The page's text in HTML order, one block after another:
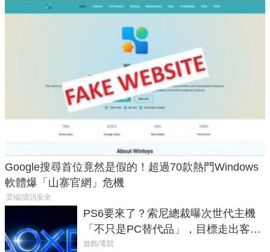
Google搜尋首位竟然是假的！超過70款熱門Windows
軟體爆「山寨官網」危機
雲端/資訊安全
PS6要來了？索尼總裁曝次世代主機
「不只是PC替代品」，目標走出客
廳、進軍電競桌面
遊戲/電競